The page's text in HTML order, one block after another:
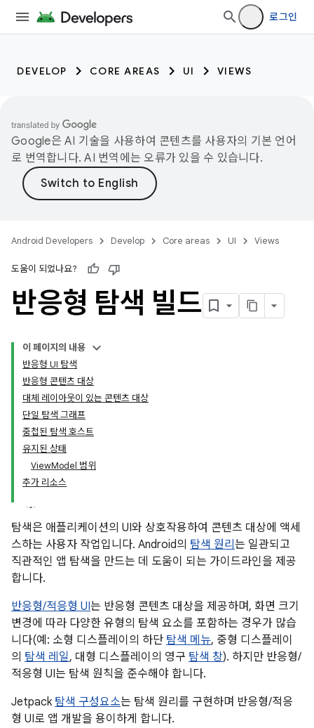
로그인
DEVELOP CORE AREAS UI VIEWS
Google은 AI 기술을 사용하여 콘텐츠를 사용자의 기본 언어
로 번역합니다. AI 번역에는 오류가 있을 수 있습니다.
Android Developers Develop Core areas UI Views
도움이 되었나요?
반응형 탐색 빌드
이 페이지의 내용
반응형 UI 탐색
반응형 콘텐츠 대상
대체 레이아웃이 있는 콘텐츠 대상
단일 탐색 그래프
중첩된 탐색 호스트
유지된 상태
ViewModel 범위
추가 리소스
탐색은 애플리케이션의 UI와 상호작용하여 콘텐츠 대상에 액세
스하는 사용자 작업입니다. Android의 탐색 원리 는 일관되고
직관적인 앱 탐색을 만드는 데 도움이 되는 가이드라인을 제공
합니다.
반응형/적응형 UI는 반응형 콘텐츠 대상을 제공하며, 화면 크기
변경에 따라 다양한 유형의 탐색 요소를 포함하는 경우가 많습
니다(예: 소형 디스플레이의 하단 탐색 메뉴, 중형 디스플레이
의 탐색 레일, 대형 디스플레이의 영구 탐색 창). 하지만 반응형/
적응형 UI는 탐색 원칙을 준수해야 합니다.
Jetpack 탐색 구성요소는 탐색 원리를 구현하며 반응형/적응
형 UI로 앱 개발을 용이하게 합니다.